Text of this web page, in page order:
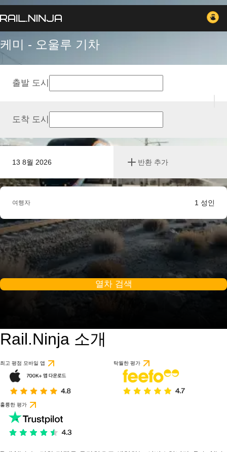
케미 - 오울루 기차
13 8월 2026 반환 추가
출발 도시
도착 도시
여행자 1 성인
열차 검색
Rail.Ninja 소개
최고 평점 모바일 앱 탁월한 평가
훌륭한 평가